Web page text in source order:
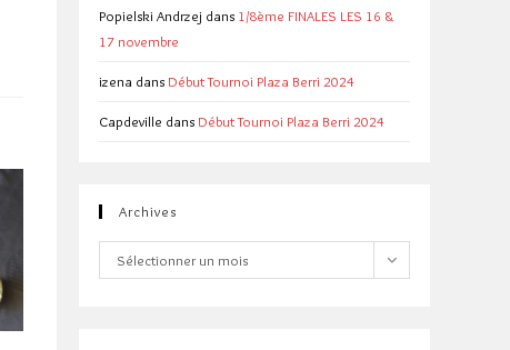
Popielski Andrzej dans 1/8ème FINALES LES 16 &
17 novembre
izena dans Début Tournoi Plaza Berri 2024
Capdeville dans Début Tournoi Plaza Berri 2024
Archives
Archives
Sélectionner un mois